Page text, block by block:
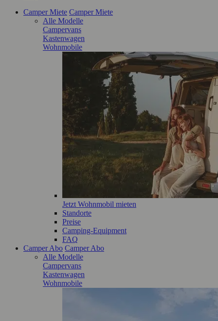
Camper Miete Camper Miete
Alle Modelle
Campervans
Kastenwagen
Wohnmobile
Jetzt Wohnmobil mieten
Standorte
Preise
Camping-Equipment
FAQ
Camper Abo Camper Abo
Alle Modelle
Campervans
Kastenwagen
Wohnmobile